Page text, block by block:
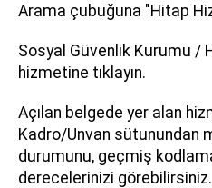
Arama çubuğuna "Hitap
Sosyal Güvenlik Kurumu /
hizmetine tıklayın.
Açılan belgede yer alan
Kadro/Unvan sütunundan
durumunu, geçmiş
derecelerinizi görebilirsiniz.